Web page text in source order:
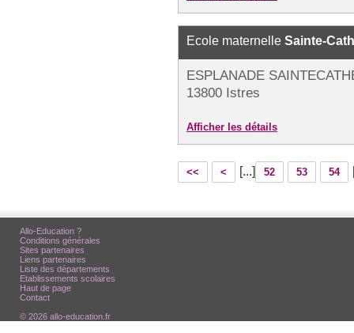
Ecole maternelle Sainte-
ESPLANADE
13800 Istres
Afficher les détails
<< < [...] 52 53 54
Allo-Education ?
Conditions générales
Sites partenaires
Liens partenaires
Liste des départements
Etablissements scolaires
Haut de page
Contact
© 2026 allo-education.fr